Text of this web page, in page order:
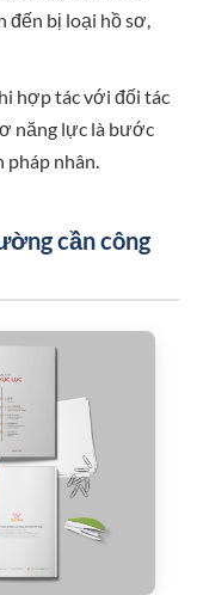
đến bị loại hồ sơ,
hợp tác với đối tác
năng lực là bước
pháp nhân.
cần công